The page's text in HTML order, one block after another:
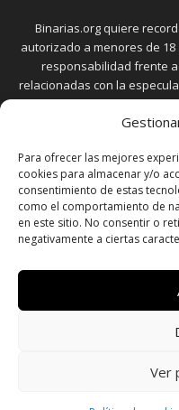
Para ofrecer las mejores
cookies para almacenar y/o
consentimiento de estas
como el comportamiento de
en este sitio. No consentir o
negativamente a ciertas
Ver
Binarias.org quiere
autorizado a menores de
responsabilidad frente
relacionadas con la
El trading en el mercado
elevados. Usted debe
SITEMAP